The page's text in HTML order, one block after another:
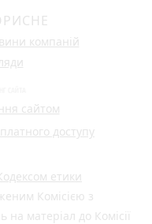
компаній
сайтом
доступу
етики
Комісією з
матеріал до Комісії